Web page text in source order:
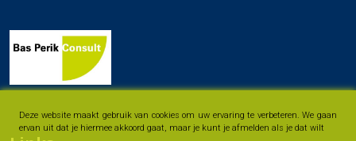
Deze website maakt gebruik van cookies om uw ervaring te verbeteren. We gaan
ervan uit dat je hiermee akkoord gaat, maar je kunt je afmelden als je dat wilt